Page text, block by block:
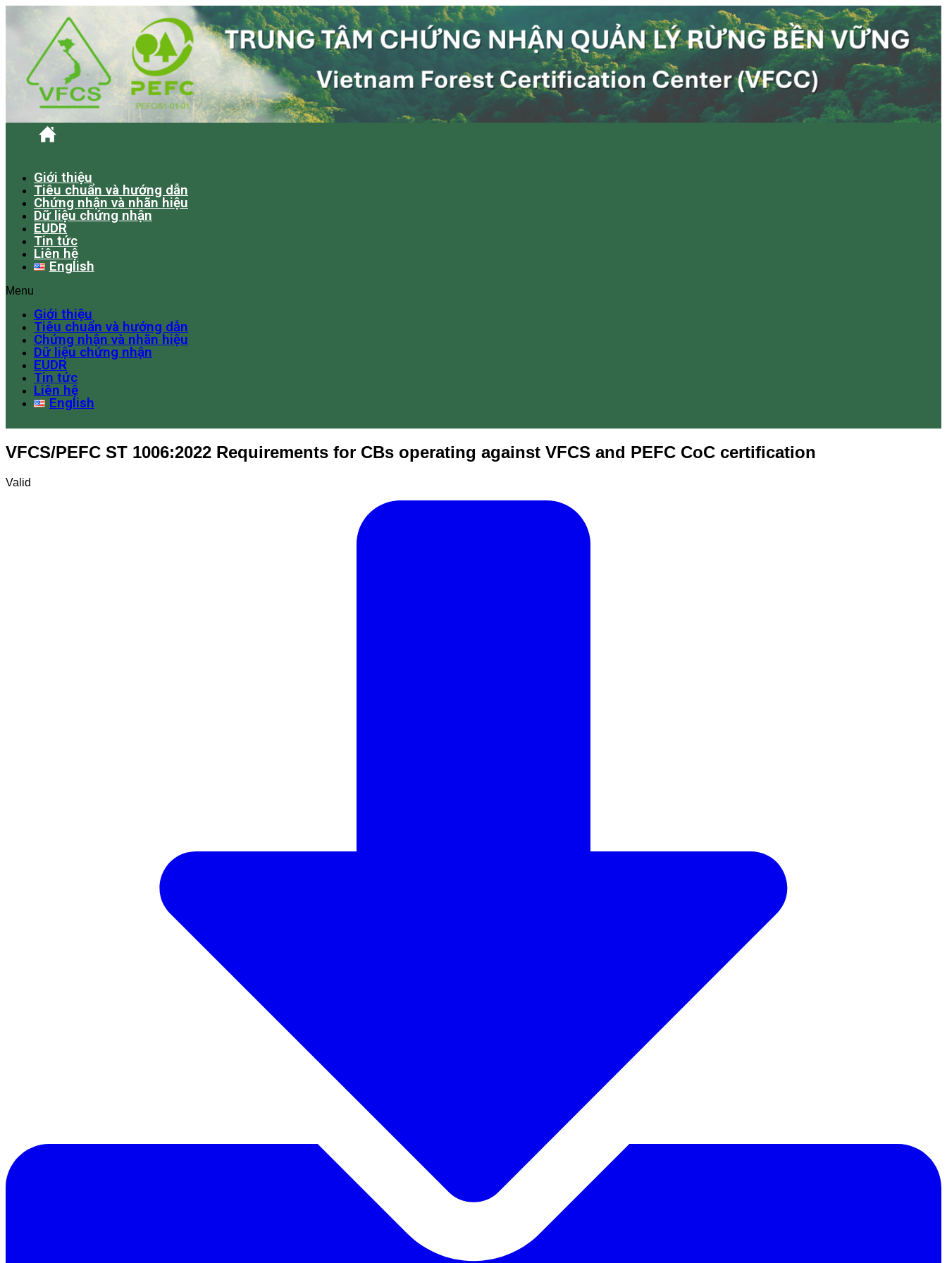
Giới thiệu
Tiêu chuẩn và hướng dẫn
Chứng nhận và nhãn hiệu
Dữ liệu chứng nhận
EUDR
Tin tức
Liên hệ
English
Menu
Giới thiệu
Tiêu chuẩn và hướng dẫn
Chứng nhận và nhãn hiệu
Dữ liệu chứng nhận
EUDR
Tin tức
Liên hệ
English
VFCS/PEFC ST 1006:2022 Requirements for CBs operating against VFCS and PEFC CoC certification
Valid